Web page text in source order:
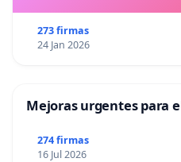
273 firmas
24 Jan 2026
Mejoras urgentes para
274 firmas
16 Jul 2026